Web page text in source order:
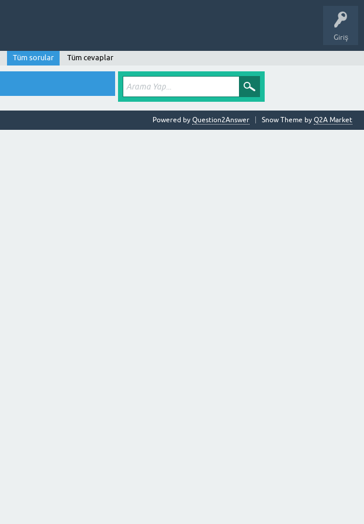
Giriş
Tüm sorular Tüm cevaplar
Snow Theme by Q2A Market
Powered by Question2Answer